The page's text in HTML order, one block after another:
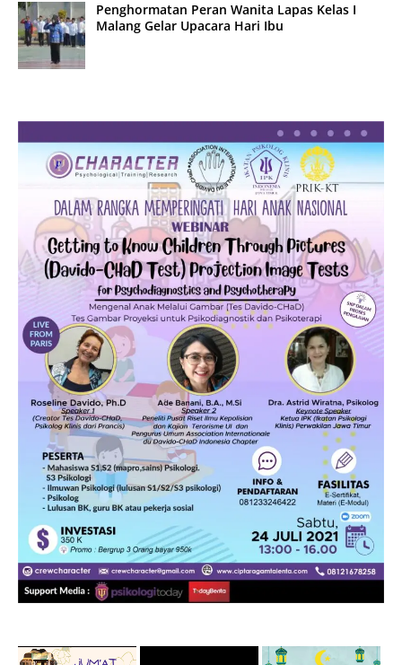
Penghormatan Peran Wanita Lapas Kelas I
Malang Gelar Upacara Hari Ibu